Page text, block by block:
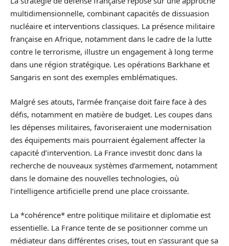
multidimensionnelle, combinant capacités de dissuasion
nucléaire et interventions classiques. La présence militaire
française en Afrique, notamment dans le cadre de la lutte
contre le terrorisme, illustre un engagement à long terme
dans une région stratégique. Les opérations Barkhane et
Sangaris en sont des exemples emblématiques.
Malgré ses atouts, l’armée française doit faire face à des
défis, notamment en matière de budget. Les coupes dans
les dépenses militaires, favoriseraient une modernisation
des équipements mais pourraient également affecter la
capacité d’intervention. La France investit donc dans la
recherche de nouveaux systèmes d’armement, notamment
dans le domaine des nouvelles technologies, où
l’intelligence artificielle prend une place croissante.
La *cohérence* entre politique militaire et diplomatie est
essentielle. La France tente de se positionner comme un
médiateur dans différentes crises, tout en s’assurant que sa